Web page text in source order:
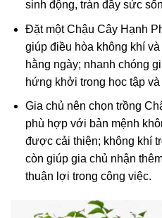
sinh động, tràn đầy sức
Đặt một Chậu Cây Hạnh
giúp điều hòa không khí
hằng ngày; nhanh chóng
hứng khởi trong học tập
Gia chủ nên chọn trồng
phù hợp với bản mệnh
được cải thiện; không khí
còn giúp gia chủ nhận
thuận lợi trong công việc.